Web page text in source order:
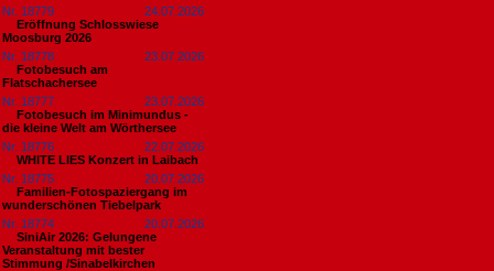
Nr. 18779
24.07.2026
Eröffnung Schlosswiese
Moosburg 2026
Nr. 18778
23.07.2026
Fotobesuch am
Flatschachersee
Nr. 18777
23.07.2026
Fotobesuch im Minimundus -
die kleine Welt am Wörthersee
Nr. 18776
22.07.2026
WHITE LIES Konzert in Laibach
Nr. 18775
20.07.2026
Familien-Fotospaziergang im
wunderschönen Tiebelpark
Nr. 18774
20.07.2026
SiniAir 2026: Gelungene
Veranstaltung mit bester
Stimmung /Sinabelkirchen